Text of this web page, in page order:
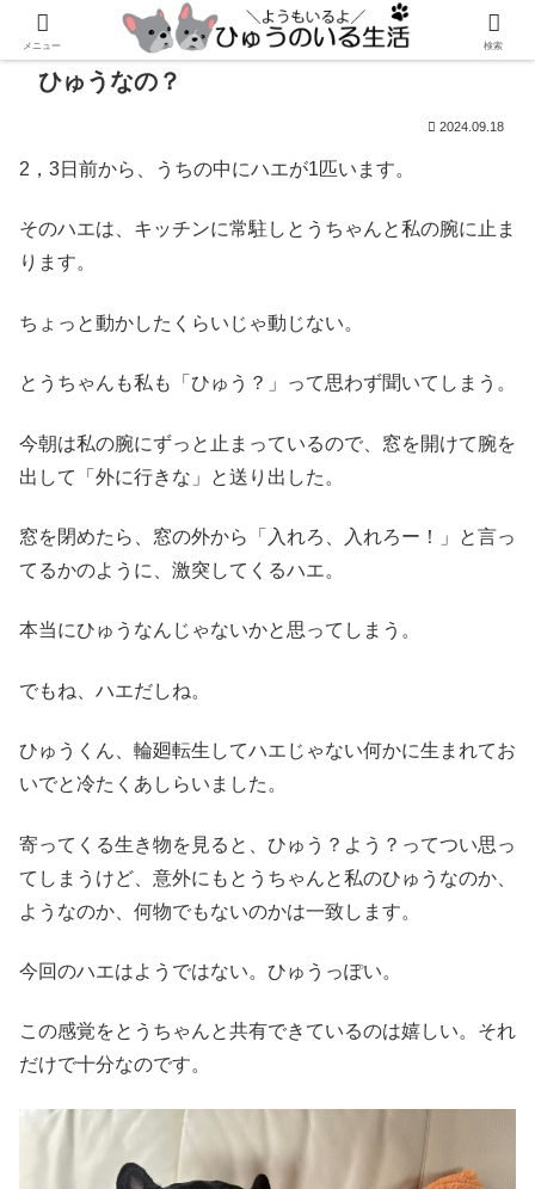
ひゅうなの？
2024.09.18
2，3日前から、うちの中にハエが1匹います。
そのハエは、キッチンに常駐しとうちゃんと私の腕に止ま
ります。
ちょっと動かしたくらいじゃ動じない。
とうちゃんも私も「ひゅう？」って思わず聞いてしまう。
今朝は私の腕にずっと止まっているので、窓を開けて腕を
出して「外に行きな」と送り出した。
窓を閉めたら、窓の外から「入れろ、入れろー！」と言っ
てるかのように、激突してくるハエ。
本当にひゅうなんじゃないかと思ってしまう。
でもね、ハエだしね。
ひゅうくん、輪廻転生してハエじゃない何かに生まれてお
いでと冷たくあしらいました。
寄ってくる生き物を見ると、ひゅう？よう？ってつい思っ
てしまうけど、意外にもとうちゃんと私のひゅうなのか、
ようなのか、何物でもないのかは一致します。
今回のハエはようではない。ひゅうっぽい。
この感覚をとうちゃんと共有できているのは嬉しい。それ
だけで十分なのです。
メニュー 検索